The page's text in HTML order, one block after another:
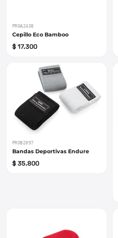
PROA2438
Cepillo Eco Bamboo
$ 17.300
PROB2097
Bandas Deportivas Endure
$ 35.800